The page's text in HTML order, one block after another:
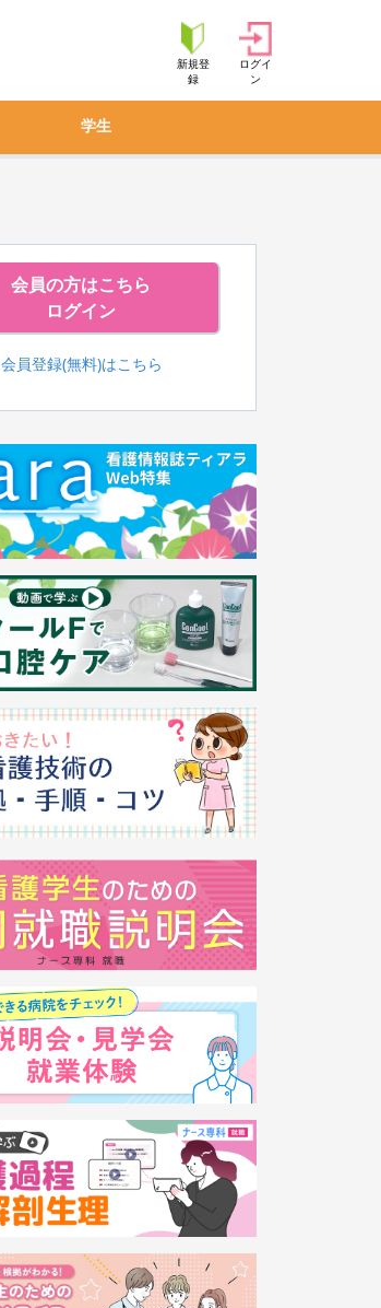
新規登
録
ログイ
ン
学生
会員の方はこちら
ログイン
会員登録(無料)はこちら